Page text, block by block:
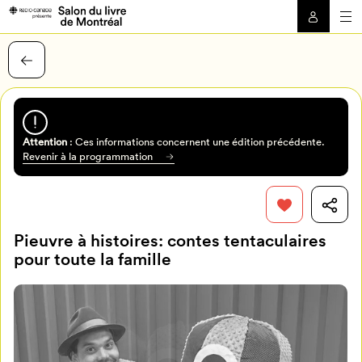
Attention: Ces informations concernent une édition précédente.
Revenir à la programmation
Pieuvre à histoires: contes tentaculaires
pour toute la famille